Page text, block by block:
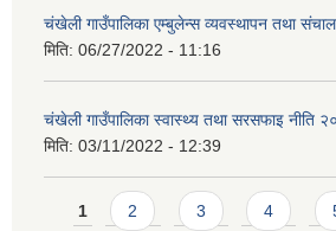
चंखेली गाउँपालिका एम्बुलेन्स व्यवस्थापन तथा
मिति: 06/27/2022 - 11:16
चंखेली गाउँपालिका स्वास्थ्य तथा सरसफाइ नीति
मिति: 03/11/2022 - 12:39
Pages
1 2 3 4